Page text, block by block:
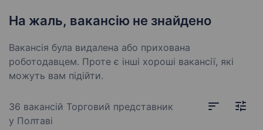
На жаль, вакансію не знайдено
Вакансія була видалена або прихована
роботодавцем. Проте є інші хороші вакансії, які
можуть вам підійти.
36 вакансій Торговий представник
у Полтаві